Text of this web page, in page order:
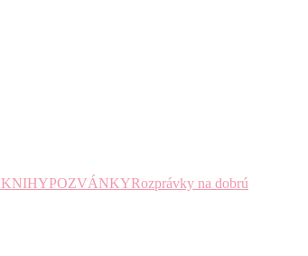
KNIHYPOZVÁNKYRozprávky na dobrú